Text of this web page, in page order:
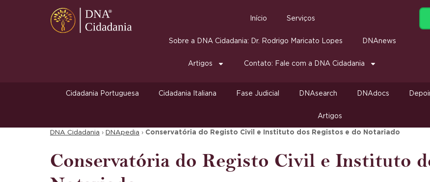
Início Serviços
Sobre a DNA Cidadania: Dr. Rodrigo Maricato Lopes DNAnews
Artigos Contato: Fale com a DNA Cidadania
Cidadania Portuguesa Cidadania Italiana Fase Judicial DNAsearch DNAdocs
Artigos
DNA Cidadania › DNApedia › Conservatória do Registo Civil e Instituto dos Registos e do Notariado
Conservatória do Registo Civil e Instituto